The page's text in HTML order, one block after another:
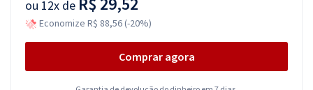
ou 12x de
Economize R$ 88,56 (-20%)
Comprar agora